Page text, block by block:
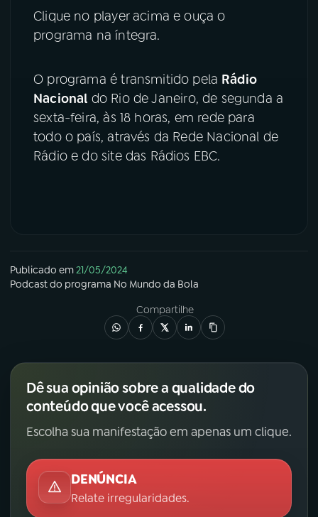
Clique no player acima e ouça o
programa na íntegra.
O programa é transmitido pela Rádio
Nacional do Rio de Janeiro, de segunda a
sexta-feira, às 18 horas, em rede para
todo o país, através da Rede Nacional de
Rádio e do site das Rádios EBC.
Publicado em21/05/2024
Podcastdo programa No Mundo da Bola
Compartilhe
Dê sua opinião sobre a qualidade do
conteúdo que você acessou.
Escolha sua manifestação em apenas um clique.
DENÚNCIA
Relate irregularidades.